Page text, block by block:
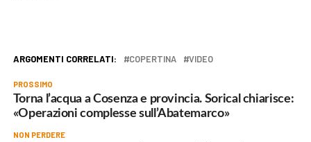
ARGOMENTI CORRELATI: COPERTINA VIDEO
PROSSIMO
Torna l’acqua a Cosenza e provincia. Sorical chiarisce:
«Operazioni complesse sull’Abatemarco»
NON PERDERE